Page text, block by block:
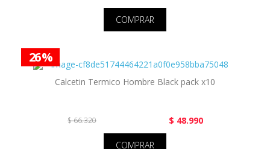
COMPRAR
26 %
Calcetin Termico Hombre Black pack x10
$ 66.320 $ 48.990
COMPRAR